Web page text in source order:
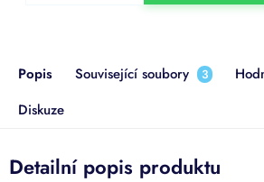
Popis Související soubory 3
Diskuze
Detailní popis produktu